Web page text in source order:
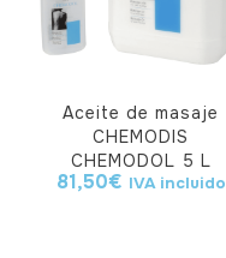
Aceite de masaje
CHEMODIS
CHEMODOL 5 L
81,50€ IVA incluido